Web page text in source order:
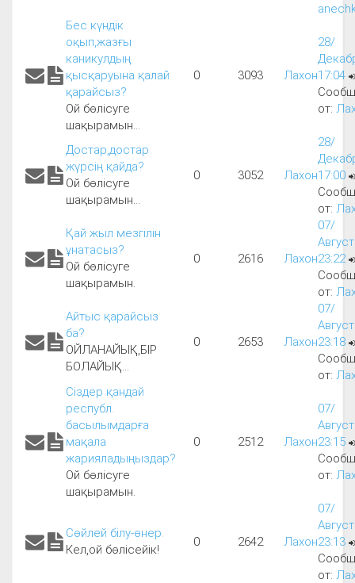
Бес күндік
оқып,жазғы
каникулдың
қысқаруына қалай
қарайсыз?
Ой бөлісуге
шақырамын...
0 3093 Лахон
28/
17:04
от:
Достар,достар
жүрсің қайда?
Ой бөлісуге
шақырамын...
0 3052 Лахон
28/
17:00
от:
Қай жыл мезгілін
ұнатасыз?
Ой бөлісуге
шақырамын.
0 2616 Лахон
07/
23:22
от:
Айтыс қарайсыз
ба?
ОЙЛАНАЙЫҚ,БІР
БОЛАЙЫҚ...
0 2653 Лахон
07/
23:18
от:
Сіздер қандай
республ.
басылымдарға
мақала
жарияладыңыздар?
Ой бөлісуге
шақырамын.
0 2512 Лахон
07/
23:15
от:
Сөйлей білу-өнер.
Кел,ой бөлісейік!
0 2642 Лахон
07/
23:13
от: